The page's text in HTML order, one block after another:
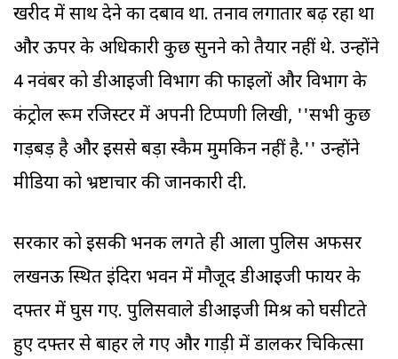
खरीद में साथ देने का दबाव था. तनाव लगातार बढ़ रहा था
और ऊपर के अधिकारी कुछ सुनने को तैयार नहीं थे. उन्होंने
4 नवंबर को डीआइजी विभाग की फाइलों और विभाग के
कंट्रोल रूम रजिस्टर में अपनी टिप्पणी लिखी, ''सभी कुछ
गड़बड़ है और इससे बड़ा स्कैम मुमकिन नहीं है.'' उन्होंने
मीडिया को भ्रष्टाचार की जानकारी दी.
सरकार को इसकी भनक लगते ही आला पुलिस अफसर
लखनऊ स्थित इंदिरा भवन में मौजूद डीआइजी फायर के
दफ्तर में घुस गए. पुलिसवाले डीआइजी मिश्र को घसीटते
हुए दफ्तर से बाहर ले गए और गाड़ी में डालकर चिकित्सा